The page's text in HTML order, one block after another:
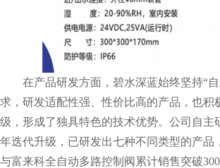
在产品研发方面，碧水深蓝始终坚持“
求，研发适配性强、性价比高的产品，也
级，形成了独具特色的技术优势。公司自
年迭代升级，已研发出七种不同类型的产
与富来科全自动多路控制阀累计销售突破